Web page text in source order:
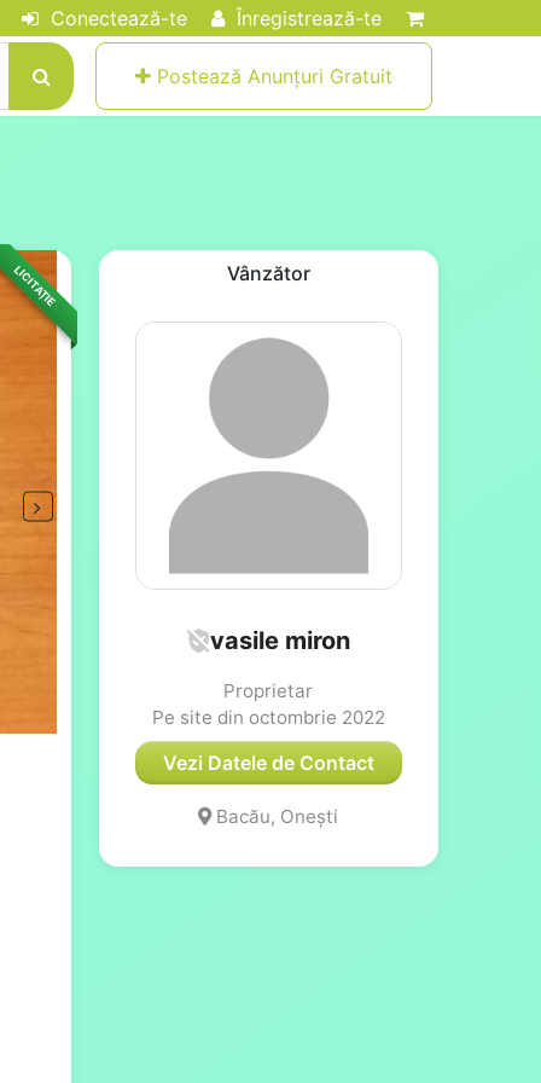
Conectează-te Înregistrează-te
Postează Anunțuri Gratuit
LICITAȚIE Vânzător
vasile miron
Proprietar
Pe site din octombrie 2022
Vezi Datele de Contact
Bacău, Onești